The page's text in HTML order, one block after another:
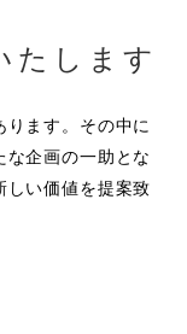
たします
ります。その中に
な企画の一助とな
しい価値を提案致